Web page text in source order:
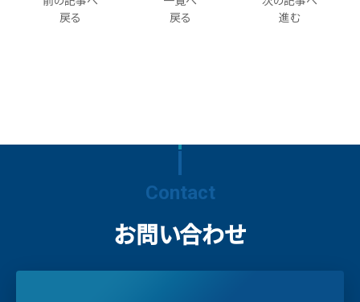
戻る
戻る
進む
Contact
お問い合わせ